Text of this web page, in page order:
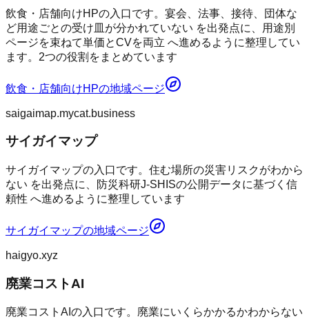
飲食・店舗向けHPの入口です。宴会、法事、接待、団体な
ど用途ごとの受け皿が分かれていない を出発点に、用途別
ページを束ねて単価とCVを両立 へ進めるように整理してい
ます。2つの役割をまとめています
飲食・店舗向けHPの地域ページ
saigaimap.mycat.business
サイガイマップ
サイガイマップの入口です。住む場所の災害リスクがわから
ない を出発点に、防災科研J-SHISの公開データに基づく信
頼性 へ進めるように整理しています
サイガイマップの地域ページ
haigyo.xyz
廃業コストAI
廃業コストAIの入口です。廃業にいくらかかるかわからない